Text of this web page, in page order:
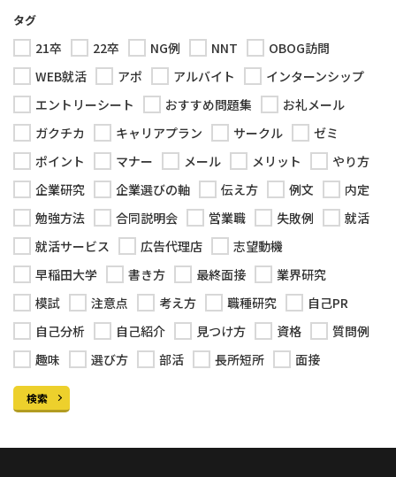
タグ
21卒 22卒 NG例 NNT
OBOG訪問
WEB就活
アポ アルバイト
インターンシップ
エントリーシート
おすすめ問題集
お礼メール
ガクチカ
キャリアプラン サークル
ゼミ
ポイント
マナー メール メリット
やり方
企業研究
企業選びの軸 伝え方 例文
内定
勉強方法
合同説明会 営業職 失敗例
就活
就活サービス
広告代理店
志望動機
早稲田大学
書き方 最終面接
業界研究
模試
注意点 考え方 職種研究
自己PR
自己分析
自己紹介 見つけ方 資格
質問例
趣味
選び方 部活 長所短所 面接
検索